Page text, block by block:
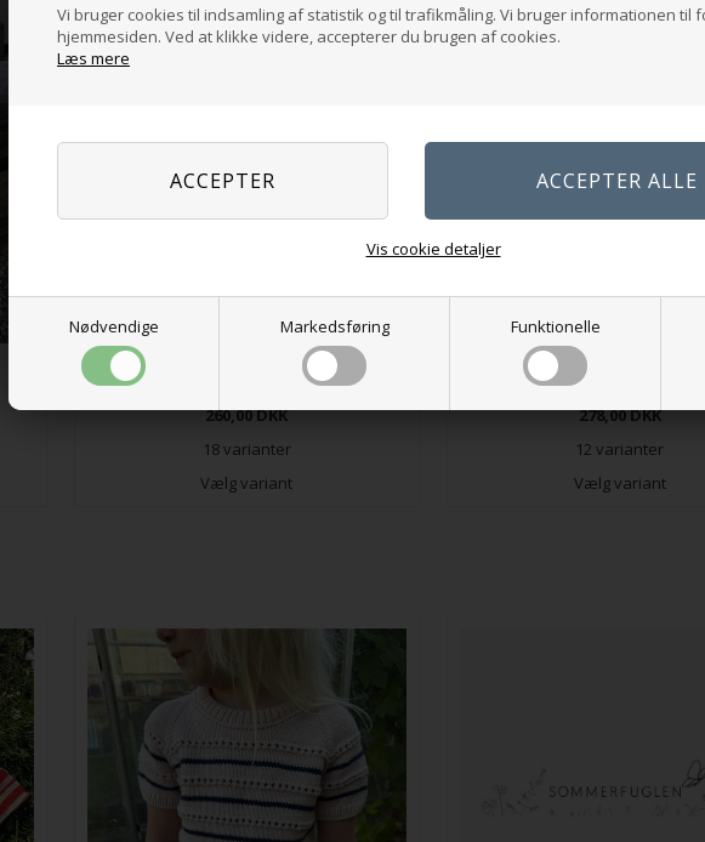
Vi bruger cookies til indsamling af statistik og til trafikmåling. Vi bruger informationen til
hjemmesiden. Ved at klikke videre, accepterer du brugen af cookies.
Læs mere
Nødvendige Markedsføring Funktionelle
Vis cookie detaljer
Key Sweater Junior
260,00DKK
18 varianter
Vælg variant
Frankie Sweater Junior
278,00DKK
12 varianter
Vælg variant